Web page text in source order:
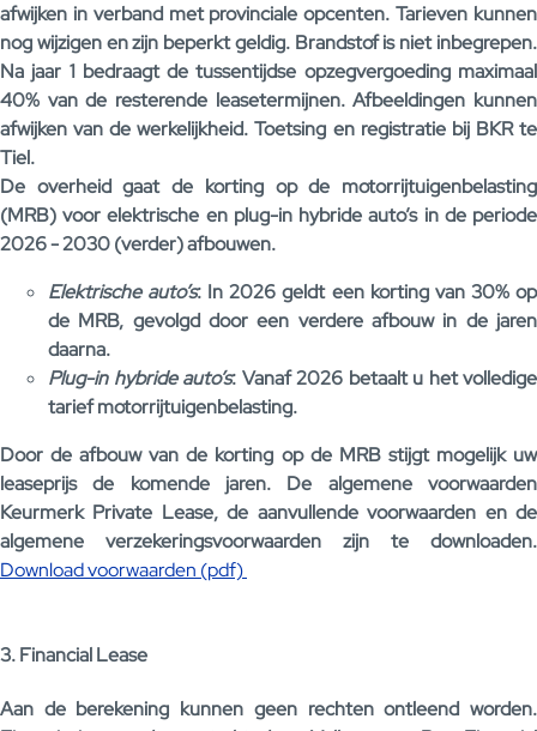
afwijken in verband met provinciale opcenten. Tarieven kunnen
nog wijzigen en zijn beperkt geldig. Brandstof is niet inbegrepen.
Na jaar 1 bedraagt de tussentijdse opzegvergoeding maximaal
40% van de resterende leasetermijnen. Afbeeldingen kunnen
afwijken van de werkelijkheid. Toetsing en registratie bij BKR te
Tiel.
De overheid gaat de korting op de motorrijtuigenbelasting
(MRB) voor elektrische en plug-in hybride auto’s in de periode
2026 - 2030 (verder) afbouwen.
Elektrische auto’s: In 2026 geldt een korting van 30% op
de MRB, gevolgd door een verdere afbouw in de jaren
daarna.
Plug-in hybride auto’s: Vanaf 2026 betaalt u het volledige
tarief motorrijtuigenbelasting.
Door de afbouw van de korting op de MRB stijgt mogelijk uw
leaseprijs de komende jaren. De algemene voorwaarden
Keurmerk Private Lease, de aanvullende voorwaarden en de
algemene verzekeringsvoorwaarden zijn te downloaden.
Download voorwaarden (pdf)
3. Financial Lease
Aan de berekening kunnen geen rechten ontleend worden.